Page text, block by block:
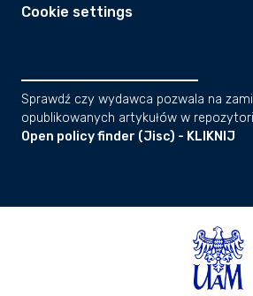
Cookie settings
Sprawdź czy wydawca pozwala na
opublikowanych artykułów w
Open policy finder (Jisc) - KLIKNIJ